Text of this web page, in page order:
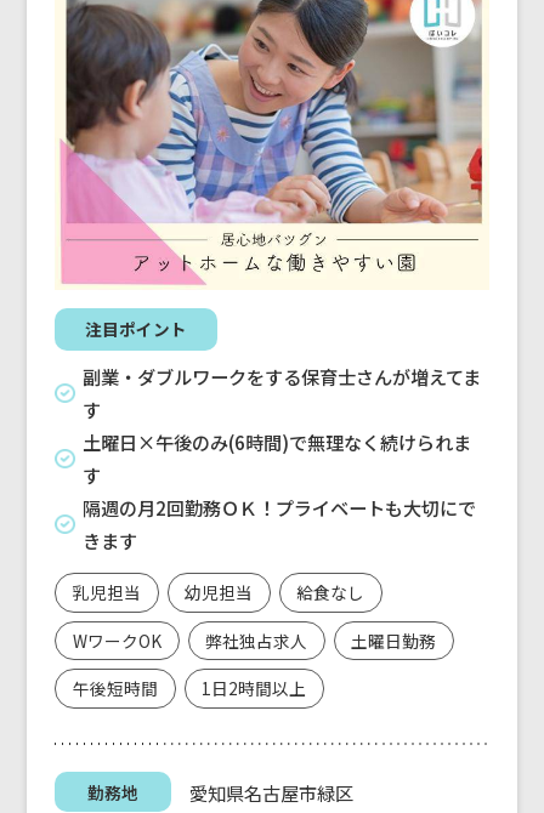
注目ポイント
副業・ダブルワークをする保育士さんが増えてま
す
土曜日×午後のみ(6時間)で無理なく続けられま
す
隔週の月2回勤務ＯＫ！プライベートも大切にで
きます
乳児担当 幼児担当
給食なし
WワークOK
弊社独占求人
土曜日勤務
午後短時間
1日2時間以上
勤務地 愛知県名古屋市緑区